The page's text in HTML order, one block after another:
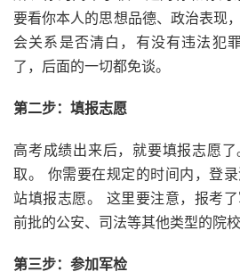
要看你本人的思想品德、政治表现
会关系是否清白，有没有违法犯
了，后面的一切都免谈。
第二步：填报志愿
高考成绩出来后，就要填报志愿
取。 你需要在规定的时间内，登
站填报志愿。 这里要注意，报考
前批的公安、司法等其他类型的院校
第三步：参加军检